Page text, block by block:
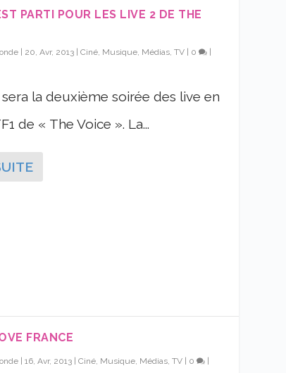
PARTI POUR LES LIVE 2 DE THE
20, Avr, 2013 |Ciné, Musique, Médias, TV 0
la deuxième soirée des live en
de « The Voice ». La...
FRANCE
|16, Avr, 2013 |Ciné, Musique, Médias, TV | 0 |